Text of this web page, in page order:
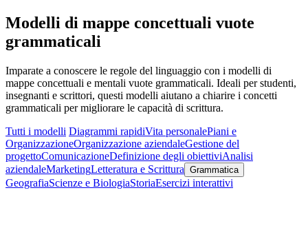
Modelli di mappe concettuali vuote
grammaticali
Imparate a conoscere le regole del linguaggio con i modelli di
mappe concettuali e mentali vuote grammaticali. Ideali per studenti,
insegnanti e scrittori, questi modelli aiutano a chiarire i concetti
grammaticali per migliorare le capacità di scrittura.
Tutti i modelli Diagrammi rapidiVita personalePiani e
OrganizzazioneOrganizzazione aziendaleGestione del
progettoComunicazioneDefinizione degli obiettiviAnalisi
aziendaleMarketingLetteratura e Scrittura Grammatica
GeografiaScienze e BiologiaStoriaEsercizi interattivi